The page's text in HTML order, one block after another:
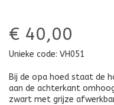
€ 40,00
Unieke code: VH051
Bij de opa hoed staat de
aan de achterkant
zwart met grijze